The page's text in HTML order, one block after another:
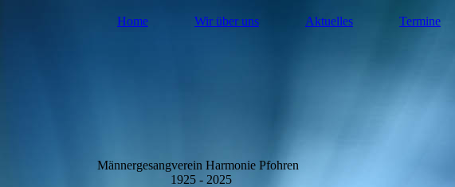
Home Wir über uns Aktuelles Termine
Männergesangverein Harmonie Pfohren
1925 - 2025